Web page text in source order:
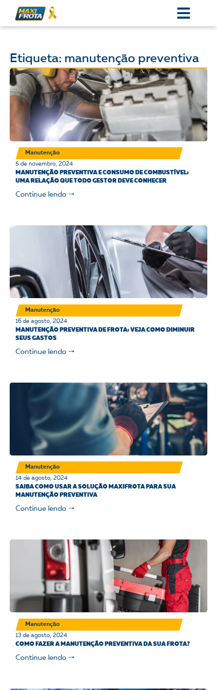
Etiqueta: manutenção preventiva
Manutenção
5 de novembro, 2024
MANUTENÇÃO PREVENTIVA E CONSUMO DE COMBUSTÍVEL:
UMA RELAÇÃO QUE TODO GESTOR DEVE CONHECER
Continue lendo 🠒
Manutenção
16 de agosto, 2024
MANUTENÇÃO PREVENTIVA DE FROTA: VEJA COMO DIMINUIR
SEUS GASTOS
Continue lendo 🠒
Manutenção
14 de agosto, 2024
SAIBA COMO USAR A SOLUÇÃO MAXIFROTA PARA SUA
MANUTENÇÃO PREVENTIVA
Continue lendo 🠒
Manutenção
13 de agosto, 2024
COMO FAZER A MANUTENÇÃO PREVENTIVA DA SUA FROTA?
Continue lendo 🠒